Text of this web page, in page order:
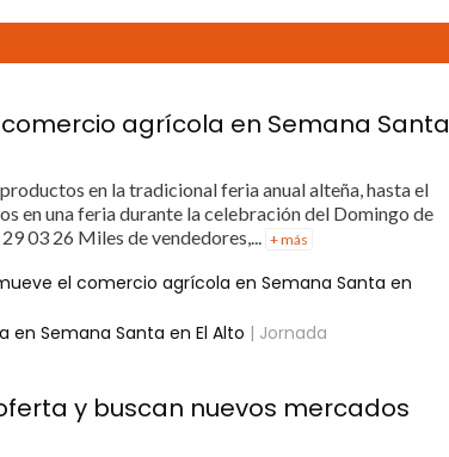
agrícola en Semana Santa
en la tradicional feria anual alteña, hasta el
en una feria durante la celebración del Domingo de
03 26 Miles de vendedores,...
+ más
el comercio agrícola en Semana Santa en
en Semana Santa en El Alto | Jornada
y buscan nuevos mercados